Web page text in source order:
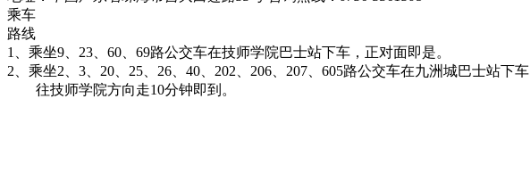
乘车
路线
1、乘坐9、23、60、69路公交车在技师学院巴士站下车，正对面即是。
2、乘坐2、3、20、25、26、40、202、206、207、605路公交车在九洲城巴士站下车
往技师学院方向走10分钟即到。